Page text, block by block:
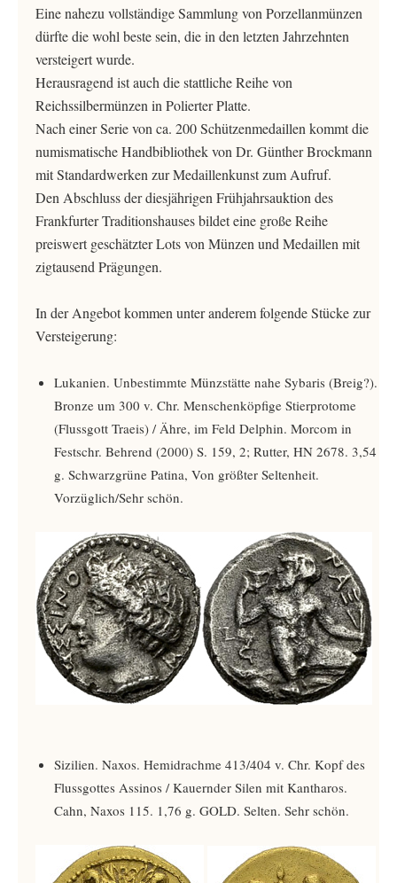
Eine nahezu vollständige Sammlung von Porzellanmünzen
dürfte die wohl beste sein, die in den letzten Jahrzehnten
versteigert wurde.
Herausragend ist auch die stattliche Reihe von
Reichssilbermünzen in Polierter Platte.
Nach einer Serie von ca. 200 Schützenmedaillen kommt die
numismatische Handbibliothek von Dr. Günther Brockmann
mit Standardwerken zur Medaillenkunst zum Aufruf.
Den Abschluss der diesjährigen Frühjahrsauktion des
Frankfurter Traditionshauses bildet eine große Reihe
preiswert geschätzter Lots von Münzen und Medaillen mit
zigtausend Prägungen.
In der Angebot kommen unter anderem folgende Stücke zur
Versteigerung:
Lukanien. Unbestimmte Münzstätte nahe Sybaris (Breig?).
Bronze um 300 v. Chr. Menschenköpfige Stierprotome
(Flussgott Traeis) / Ähre, im Feld Delphin. Morcom in
Festschr. Behrend (2000) S. 159, 2; Rutter, HN 2678. 3,54
g. Schwarzgrüne Patina, Von größter Seltenheit.
Vorzüglich/Sehr schön.
Sizilien. Naxos. Hemidrachme 413/404 v. Chr. Kopf des
Flussgottes Assinos / Kauernder Silen mit Kantharos.
Cahn, Naxos 115. 1,76 g. GOLD. Selten. Sehr schön.